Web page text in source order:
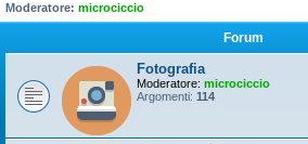
Moderatore: microciccio
Forum
Fotografia
Moderatore: microciccio
Argomenti: 114